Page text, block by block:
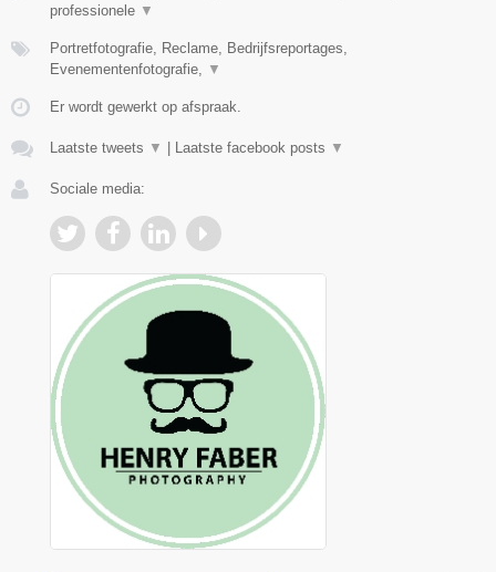
professionele ▼
Portretfotografie, Reclame, Bedrijfsreportages,
Evenementenfotografie,
▼
Er wordt gewerkt op afspraak.
Laatste tweets ▼ Laatste facebook posts ▼
Sociale media: